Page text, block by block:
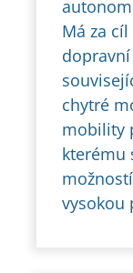
Má za
chytré
mobility
kterému
vysokou